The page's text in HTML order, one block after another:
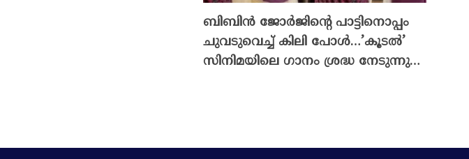
ബിബിൻ ജോർജിന്റെ പാട്ടിനൊപ്പം
ചുവടുവെച്ച് കിലി പോൾ…’കൂടൽ’
സിനിമയിലെ ഗാനം ശ്രദ്ധ നേടുന്നു…